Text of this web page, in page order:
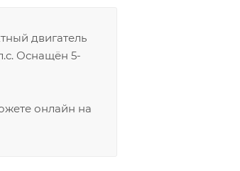
двигатель
Оснащён 5-
онлайн на